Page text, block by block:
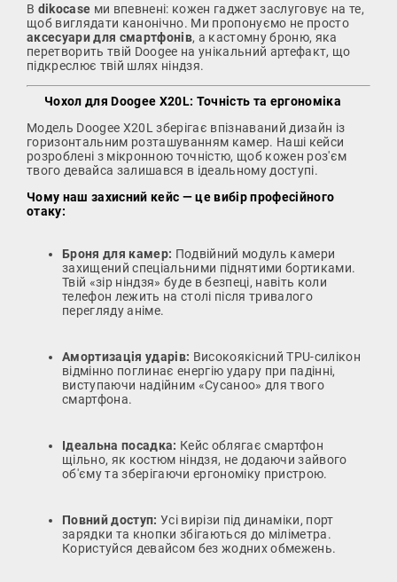
В dikocase ми впевнені: кожен гаджет заслуговує на те,
щоб виглядати канонічно. Ми пропонуємо не просто
аксесуари для смартфонів, а кастомну броню, яка
перетворить твій Doogee на унікальний артефакт, що
підкреслює твій шлях ніндзя.
Чохол для Doogee X20L: Точність та ергономіка
Модель Doogee X20L зберігає впізнаваний дизайн із
горизонтальним розташуванням камер. Наші кейси
розроблені з мікронною точністю, щоб кожен роз'єм
твого девайса залишався в ідеальному доступі.
Чому наш захисний кейс — це вибір професійного
отаку:
Броня для камер: Подвійний модуль камери
захищений спеціальними піднятими бортиками.
Твій «зір ніндзя» буде в безпеці, навіть коли
телефон лежить на столі після тривалого
перегляду аніме.
Амортизація ударів: Високоякісний TPU-силікон
відмінно поглинає енергію удару при падінні,
виступаючи надійним «Сусаноо» для твого
смартфона.
Ідеальна посадка: Кейс облягає смартфон
щільно, як костюм ніндзя, не додаючи зайвого
об'єму та зберігаючи ергономіку пристрою.
Повний доступ: Усі вирізи під динаміки, порт
зарядки та кнопки збігаються до міліметра.
Користуйся девайсом без жодних обмежень.